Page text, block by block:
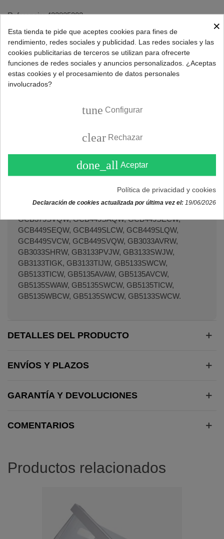
Referencia: 423835202
Marca: LG
DESCRIPCIÓN
AJP72975202.
Marcas y modelos de frigoríficos compatibles:
GBB329PVQW, GC-B379SEQW, GC-B379SLQW,
GCB379SVQW, GCB449SAQW, GCB449SECW,
GCB449SEQW, GCB449SLCW, GCB449SLQW,
GCB449SVCW, GCB449SVQW, GB3033AVRW,
GB3033SHRW, GB3133PVJW, GB3133SWJW,
GB3133TIGK, GB3133TIJW, GB5133SWCW,
GB5133TICW, GB5135AVAW, GB5135AVCW,
GB5135SWAW, GB5135SWCW, GB5135TICW,
GB5135WBCW, GB5135SWCW, GB5133SWCW.
DETALLES DEL PRODUCTO
ENVÍOS Y PLAZOS
GARANTÍA Y DEVOLUCIONES
COMENTARIOS
Productos relacionados
×
Esta tienda te pide que aceptes cookies para fines de
rendimiento, redes sociales y publicidad. Las redes sociales y las
cookies publicitarias de terceros se utilizan para ofrecerte
funciones de redes sociales y anuncios personalizados. ¿Aceptas
estas cookies y el procesamiento de datos personales
involucrados?
tune Configurar
clear Rechazar
done_all Aceptar
Política de privacidad y cookies
Declaración de cookies actualizada por última vez el: 19/06/2026